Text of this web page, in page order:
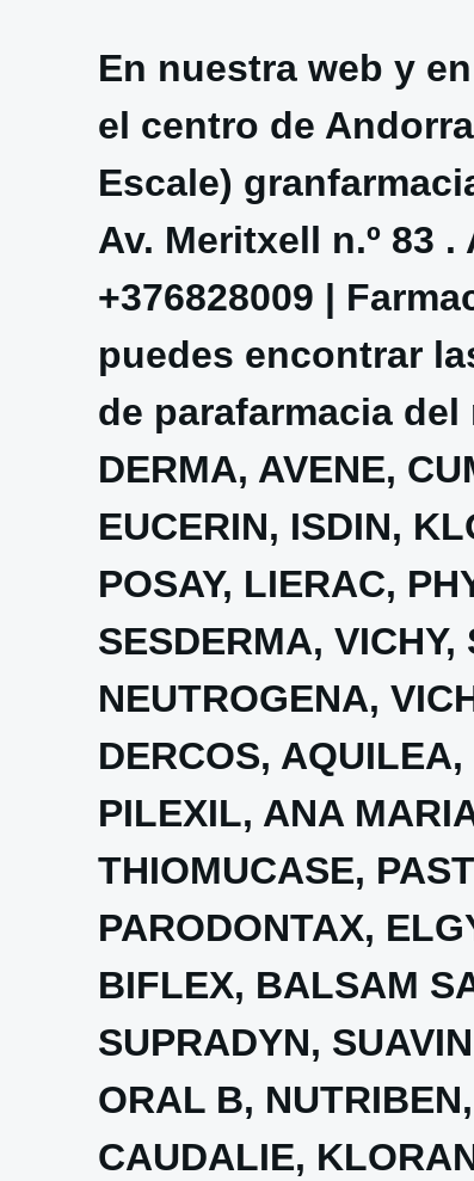
En nuestra web y
el centro de
Escale)
Av. Meritxell n.º 83
+376828009 |
puedes encontrar
de parafarmacia
DERMA, AVENE,
EUCERIN, ISDIN,
POSAY, LIERAC,
SESDERMA,
NEUTROGENA,
DERCOS,
PILEXIL, ANA
THIOMUCASE,
PARODONTAX,
BIFLEX, BALSAM
SUPRADYN,
ORAL B,
CAUDALIE,